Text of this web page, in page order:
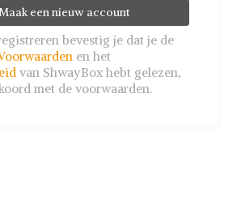
een nieuw account
bevestig je dat je de
en het
van ShwayBox hebt gelezen,
met de voorwaarden.